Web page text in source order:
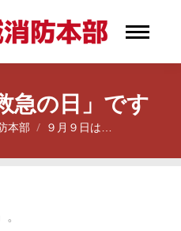
急の日」です
本部 ９月９日は…